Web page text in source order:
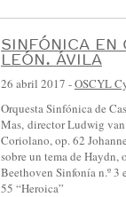
SINFÓNICA EN
LEÓN. ÁVILA
26 abril 2017 -OSCYL
Orquesta Sinfónica de
Mas, director Ludwig
Coriolano, op. 62
sobre un tema de Haydn,
Beethoven Sinfonía n.º 3
55 “Heroica”